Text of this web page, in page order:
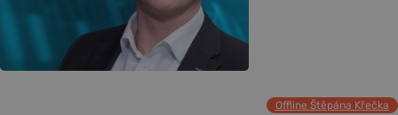
Offline Štěpána Křečka